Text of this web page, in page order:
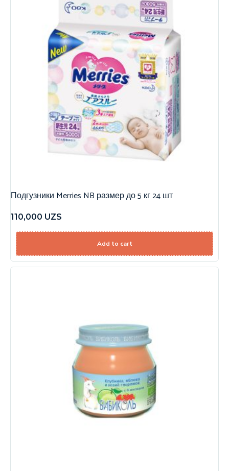
Подгузники Merries NB размер до 5 кг 24 шт
110,000 UZS
Add to cart